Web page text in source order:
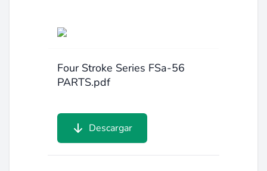
Four Stroke Series FSa-56
PARTS.pdf
Descargar